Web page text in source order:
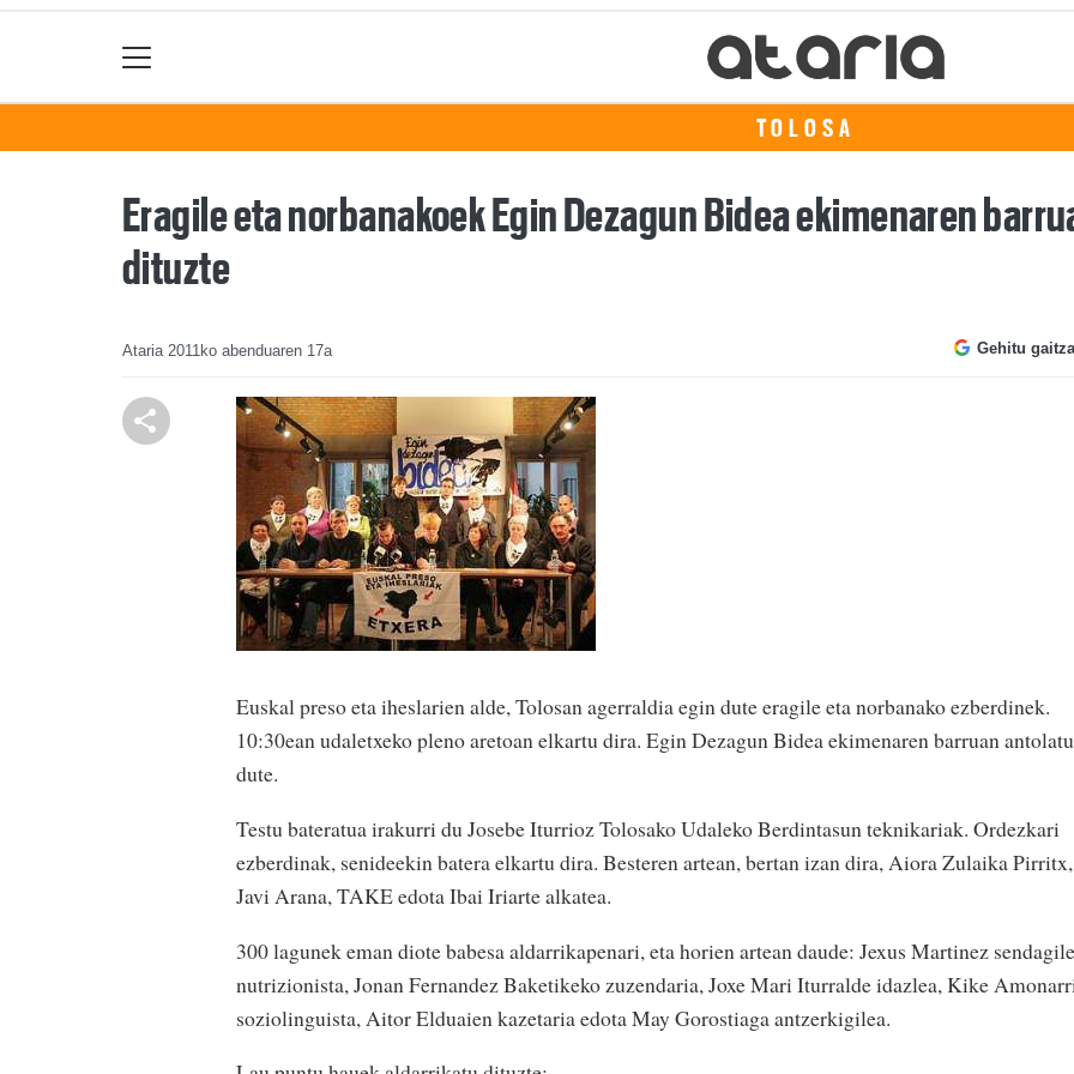
TOLOSA
Eragile eta norbanakoek Egin Dezagun Bidea ekimenaren
dituzte
Ataria 2011ko abenduaren 17a Gehitu
Euskal preso eta iheslarien alde, Tolosan agerraldia egin dute eragile eta norbanako ezberdinek.
10:30ean udaletxeko pleno aretoan elkartu dira. Egin Dezagun Bidea ekimenaren barruan antolatu
dute.
Testu bateratua irakurri du Josebe Iturrioz Tolosako Udaleko Berdintasun teknikariak. Ordezkari
ezberdinak, senideekin batera elkartu dira. Besteren artean, bertan izan dira, Aiora Zulaika Pirritx,
Javi Arana, TAKE edota Ibai Iriarte alkatea.
300 lagunek eman diote babesa aldarrikapenari, eta horien artean daude: Jexus Martinez sendagile
nutrizionista, Jonan Fernandez Baketikeko zuzendaria, Joxe Mari Iturralde idazlea, Kike
soziolinguista, Aitor Elduaien kazetaria edota May Gorostiaga antzerkigilea.